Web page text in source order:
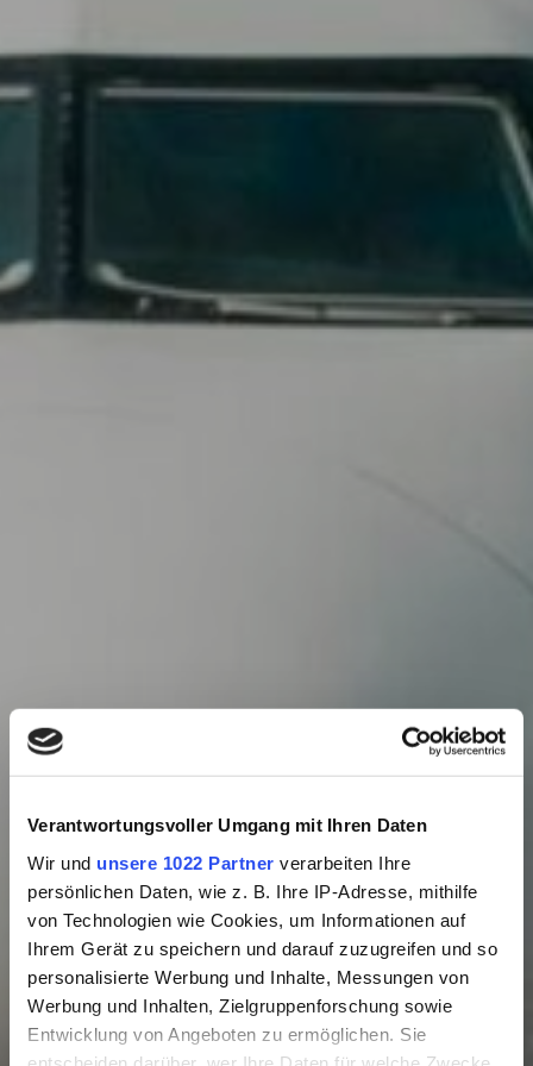
Verantwortungsvoller Umgang mit Ihren Daten
Wir und unsere 1022 Partner verarbeiten Ihre
persönlichen Daten, wie z. B. Ihre IP-Adresse, mithilfe
von Technologien wie Cookies, um Informationen auf
Ihrem Gerät zu speichern und darauf zuzugreifen und so
personalisierte Werbung und Inhalte, Messungen von
Werbung und Inhalten, Zielgruppenforschung sowie
Entwicklung von Angeboten zu ermöglichen. Sie
Reisehacks